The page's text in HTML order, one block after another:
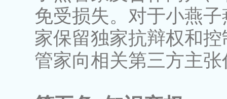
免受损失。对于小燕
家保留独家抗辩权和
管家向相关第三方主